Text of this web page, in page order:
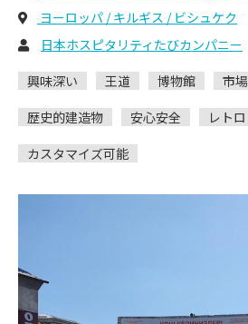
ヨーロッパ / キルギス / ビシュケク
日本ホスピタリティたびカンパニー
興味深い
王道 博物館 市場
歴史的建造物
安心安全
レトロ
カスタマイズ可能